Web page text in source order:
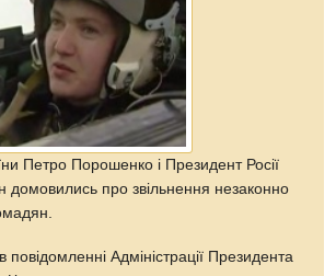
Петро Порошенко і Президент Росії
домовились про звільнення незаконно
Адміністрації Президента